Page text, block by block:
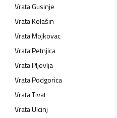
VrataGusinje
VrataKolašin
VrataMojkovac
VrataPetnjica
VrataPljevlja
VrataPodgorica
VrataTivat
VrataUlcinj